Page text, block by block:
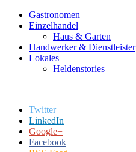
Gastronomen
Einzelhandel
Haus & Garten
Handwerker & Dienstleister
Lokales
Heldenstories
Twitter
LinkedIn
Google+
Facebook